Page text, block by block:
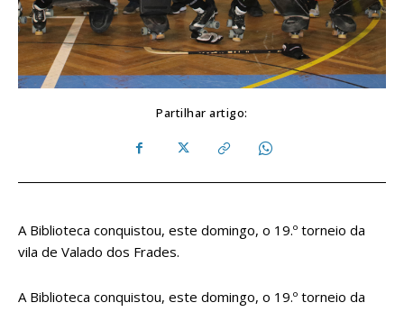
Partilhar artigo:
A Biblioteca conquistou, este domingo, o 19.º torneio da
vila de Valado dos Frades.
A Biblioteca conquistou, este domingo, o 19.º torneio da